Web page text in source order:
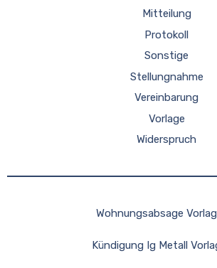
Mitteilung
Protokoll
Sonstige
Stellungnahme
Vereinbarung
Vorlage
Widerspruch
Wohnungsabsage
Kündigung Ig Metall